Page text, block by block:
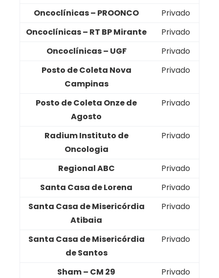
Oncoclínicas – PROONCO
Privado
Oncoclínicas – RT BP Mirante
Privado
Oncoclínicas – UGF
Privado
Posto de Coleta Nova
Campinas
Privado
Posto de Coleta Onze de
Agosto
Privado
Radium Instituto de
Oncologia
Privado
Regional ABC
Privado
Santa Casa de Lorena
Privado
Santa Casa de Misericórdia
Atibaia
Privado
Santa Casa de Misericórdia
de Santos
Privado
Sham – CM 29
Privado